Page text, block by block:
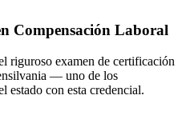
Compensación Laboral
riguroso examen de certificación
— uno de los
estado con esta credencial.